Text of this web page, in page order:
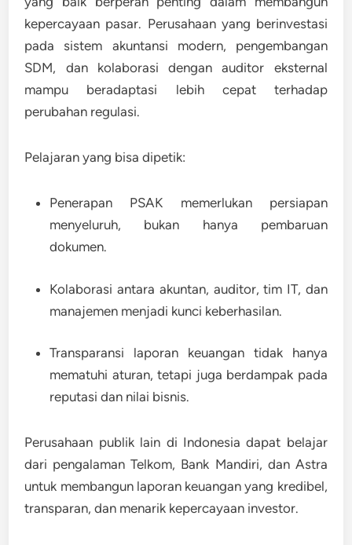
kepercayaan pasar. Perusahaan yang berinvestasi
pada sistem akuntansi modern, pengembangan
SDM, dan kolaborasi dengan auditor eksternal
mampu beradaptasi lebih cepat terhadap
perubahan regulasi.
Pelajaran yang bisa dipetik:
Penerapan PSAK memerlukan persiapan
menyeluruh, bukan hanya pembaruan
dokumen.
Kolaborasi antara akuntan, auditor, tim IT, dan
manajemen menjadi kunci keberhasilan.
Transparansi laporan keuangan tidak hanya
mematuhi aturan, tetapi juga berdampak pada
reputasi dan nilai bisnis.
Perusahaan publik lain di Indonesia dapat belajar
dari pengalaman Telkom, Bank Mandiri, dan Astra
untuk membangun laporan keuangan yang kredibel,
transparan, dan menarik kepercayaan investor.